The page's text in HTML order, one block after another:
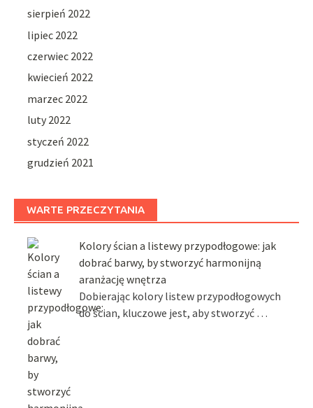
sierpień 2022
lipiec 2022
czerwiec 2022
kwiecień 2022
marzec 2022
luty 2022
styczeń 2022
grudzień 2021
WARTE PRZECZYTANIA
Kolory ścian a listewy przypodłogowe: jak
dobrać barwy, by stworzyć harmonijną
aranżację wnętrza
Dobierając kolory listew przypodłogowych
do ścian, kluczowe jest, aby stworzyć …